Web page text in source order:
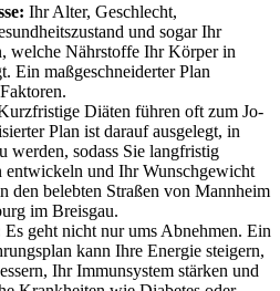
Ihr Alter, Geschlecht,
und sogar Ihr
welche Nährstoffe Ihr Körper in
Ein maßgeschneiderter Plan
Diäten führen oft zum Jo-
Plan ist darauf ausgelegt, in
werden, sodass Sie langfristig
entwickeln und Ihr Wunschgewicht
den belebten Straßen von Mannheim
im Breisgau.
Es geht nicht nur ums Abnehmen. Ein
kann Ihre Energie steigern,
Ihr Immunsystem stärken und